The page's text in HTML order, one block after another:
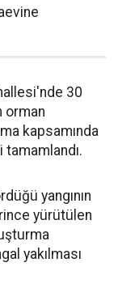
30
orman
kapsamında
tamamlandı.
yangının
yürütülen
yakılması